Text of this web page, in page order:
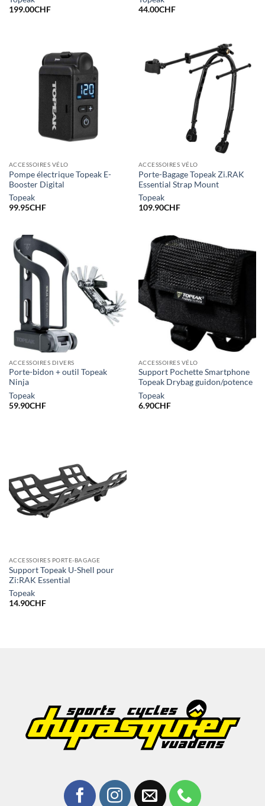
199.00CHF
44.00CHF
ACCESSOIRES VÉLO
Pompe électrique Topeak E-
Booster Digital
Topeak
99.95CHF
ACCESSOIRES VÉLO
Porte-Bagage Topeak Zi.RAK
Essential Strap Mount
Topeak
109.90CHF
ACCESSOIRES DIVERS
Porte-bidon + outil Topeak
Ninja
Topeak
59.90CHF
ACCESSOIRES VÉLO
Support Pochette Smartphone
Topeak Drybag guidon/potence
Topeak
6.90CHF
ACCESSOIRES PORTE-BAGAGE
Support Topeak U-Shell pour
Zi:RAK Essential
Topeak
14.90CHF